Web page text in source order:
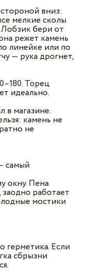
вниз:
мелкие сколы
бери от
режет камень
линейке или по
— рука дрогнет,
Торец
идеально.
в магазине.
камень не
не
самый
окну. Пена
работает
мостики
герметика. Если
сбрызни